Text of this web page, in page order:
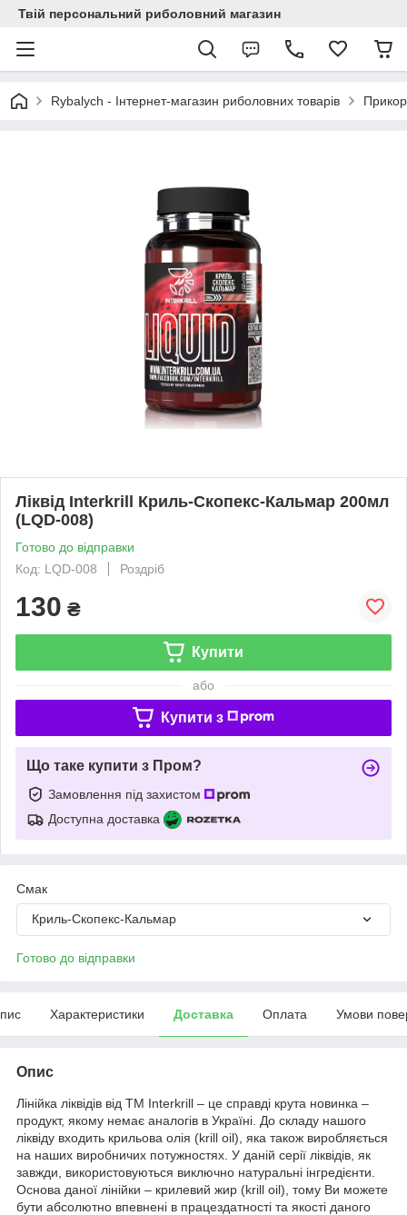
Твій персональний риболовний магазин
Rybalych - Інтернет-магазин риболовних товарів
Ліквід Interkrill Криль-Скопекс-Кальмар 200мл
(LQD-008)
Готово до відправки
Код: LQD-008
Роздріб
130 ₴
Купити
або
Купити з
Що таке купити з Пром?
Замовлення під захистом
Доступна доставка
Смак
Криль-Скопекс-Кальмар
Готово до відправки
Характеристики Доставка Оплата Умови
Опис
Лінійка ліквідів від ТМ Interkrill – це справді крута новинка –
продукт, якому немає аналогів в Україні. До складу нашого
ліквіду входить крильова олія (krill oil), яка також виробляється
на наших виробничих потужностях. У даній серії ліквідів, як
завжди, використовуються виключно натуральні інгредієнти.
Основа даної лінійки – крилевий жир (krill oil), тому Ви можете
бути абсолютно впевнені в працездатності та якості даного